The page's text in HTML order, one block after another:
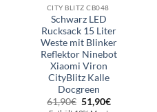
CITY BLITZ CB048
Schwarz LED
Rucksack 15 Liter
Weste mit Blinker
Reflektor Ninebot
Xiaomi Viron
CityBlitz Kalle
Docgreen
61,90€ Ursprünglicher
51,90€Aktueller